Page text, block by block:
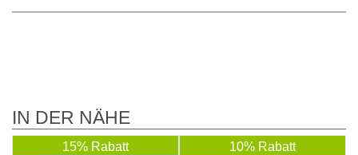
IN DER NÄHE
15% Rabatt 10% Rabatt